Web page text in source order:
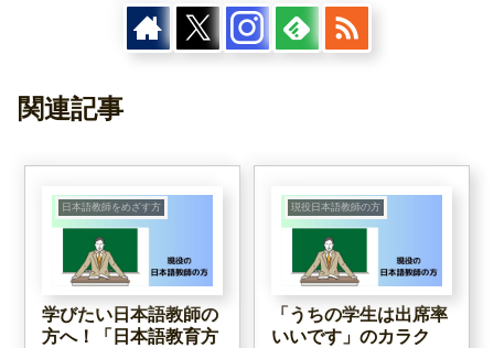
関連記事
日本語教師をめざす方
学びたい日本語教師の
方へ！「日本語教育方
現役日本語教師の方
「うちの学生は出席率
いいです」のカラク